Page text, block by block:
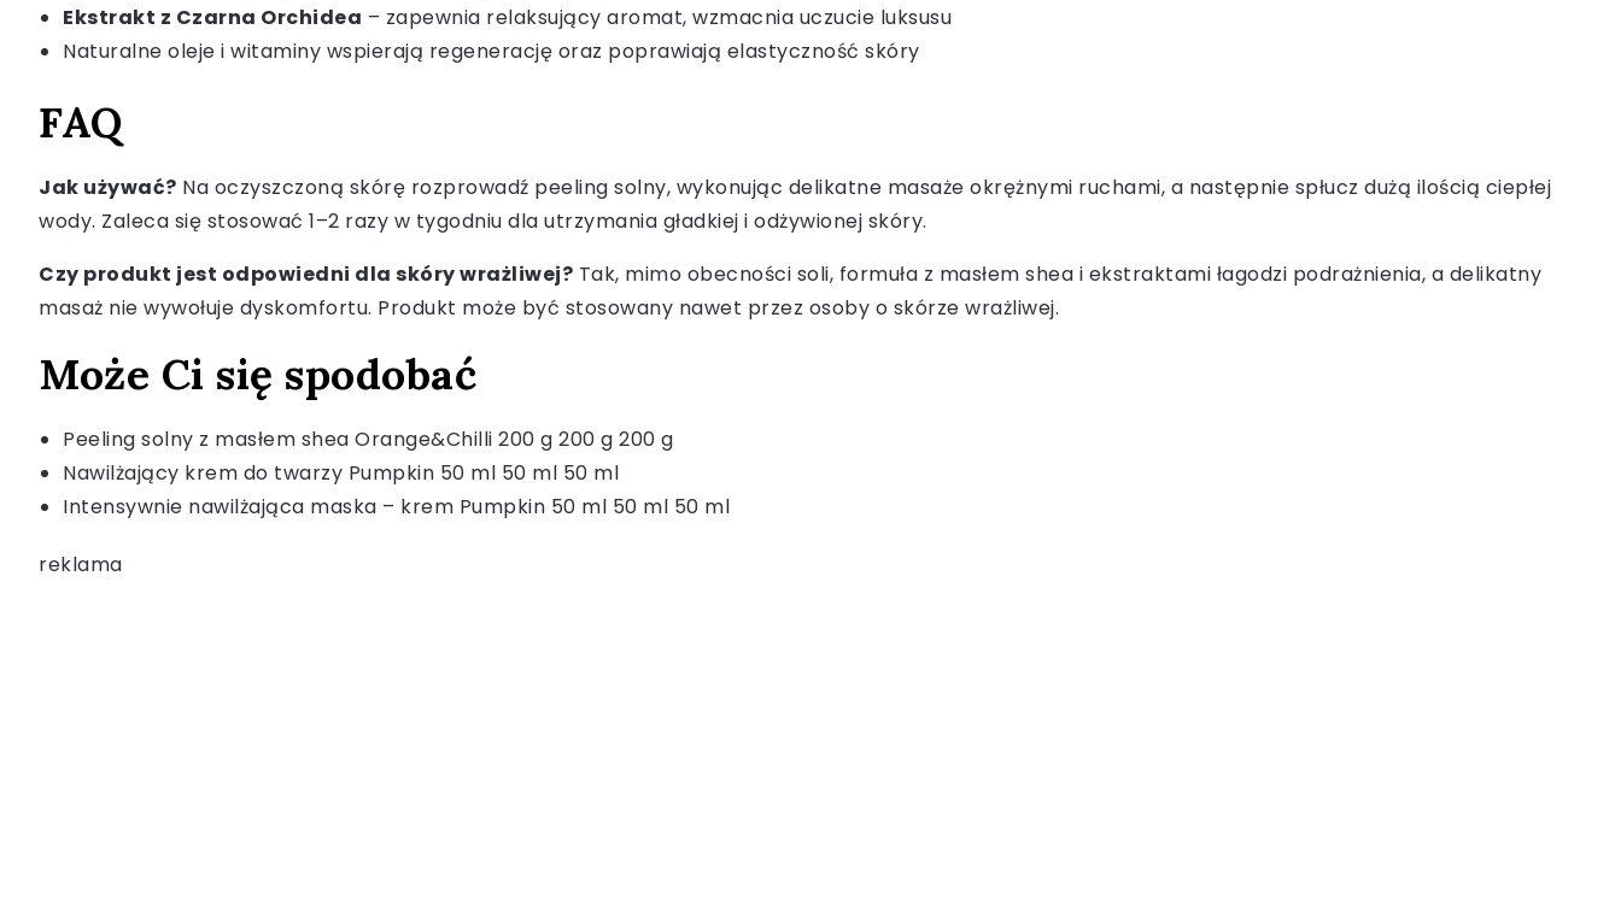
Ekstrakt z Czarna Orchidea – zapewnia relaksujący aromat, wzmacnia uczucie luksusu
Naturalne oleje i witaminy wspierają regenerację oraz poprawiają elastyczność skóry
FAQ
Jak używać? Na oczyszczoną skórę rozprowadź peeling solny, wykonując delikatne masaże okrężnymi ruchami, a następnie spłucz dużą ilością ciepłej
wody. Zaleca się stosować 1–2 razy w tygodniu dla utrzymania gładkiej i odżywionej skóry.
Czy produkt jest odpowiedni dla skóry wrażliwej? Tak, mimo obecności soli, formuła z masłem shea i ekstraktami łagodzi podrażnienia, a delikatny
masaż nie wywołuje dyskomfortu. Produkt może być stosowany nawet przez osoby o skórze wrażliwej.
Może Ci się spodobać
Peeling solny z masłem shea Orange&Chilli 200 g 200 g 200 g
Nawilżający krem do twarzy Pumpkin 50 ml 50 ml 50 ml
Intensywnie nawilżająca maska – krem Pumpkin 50 ml 50 ml 50 ml
reklama